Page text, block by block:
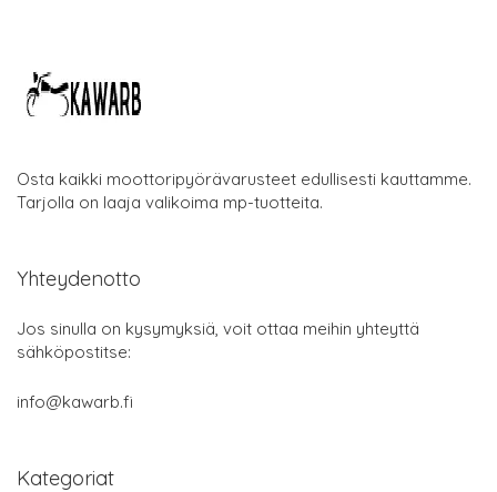
Osta kaikki moottoripyörävarusteet edullisesti kauttamme.
Tarjolla on laaja valikoima mp-tuotteita.
Yhteydenotto
Jos sinulla on kysymyksiä, voit ottaa meihin yhteyttä
sähköpostitse:
info@kawarb.fi
Kategoriat